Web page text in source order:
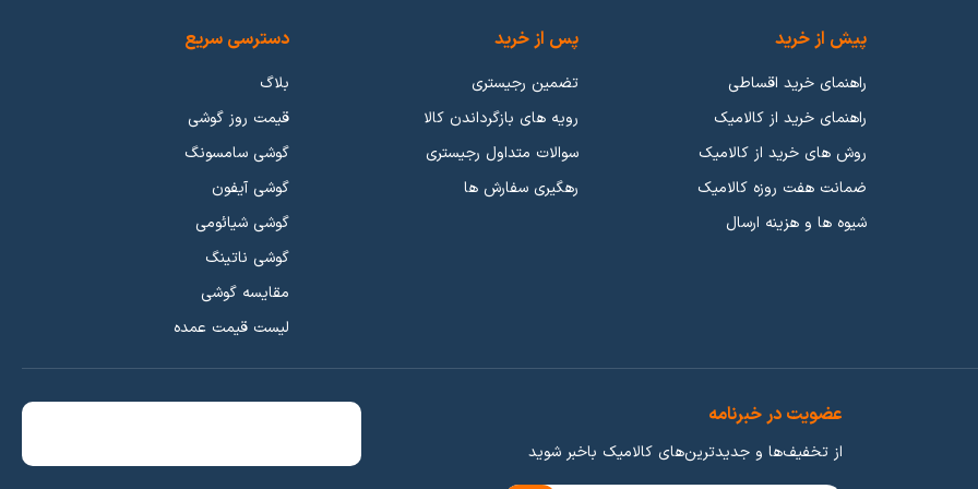
داریا اشاره کرد که عملکرد خوبی در بازار گوشی موبایل از خود ارائه دادند.
بندی هارو انجام دادیم و شما میتوانید بر اساس عملکرد انواع گوشی موبایل رو بررسی کنید.
چقدر پول بدی همونقدر آش میخوری» بهترین مثال میتواند باشد. طبیعتا در هر بازاری هرچقدر بیشتر هزینه کنید کالای با کیفیت تری دریافت
تهیه کنید. شرکت های زیادی در تلاش هستند تا شما بتوانید با هر بودجه ای یک گوشی موبایل خریداری کنید.
5 تا 10 میلیون و10 تا 15 میلیون
قرار میگیرند
پیش از خرید
راهنمای خرید اقساطی
راهنمای خرید از کالامیک
روش های خرید از کالامیک
ضمانت هفت روزه کالامیک
شیوه ها و هزینه ارسال
پس از خرید
تضمین رجیستری
رویه های بازگرداندن کالا
سوالات متداول رجیستری
رهگیری سفارش ها
دسترسی سریع
بلاگ
قیمت روز گوشی
گوشی سامسونگ
گوشی آیفون
گوشی شیائومی
گوشی ناتینگ
مقایسه گوشی
لیست قیمت عمده
عضویت در خبرنامه
از تخفیف‌ها و جدیدترین‌های کالامیک باخبر شوید